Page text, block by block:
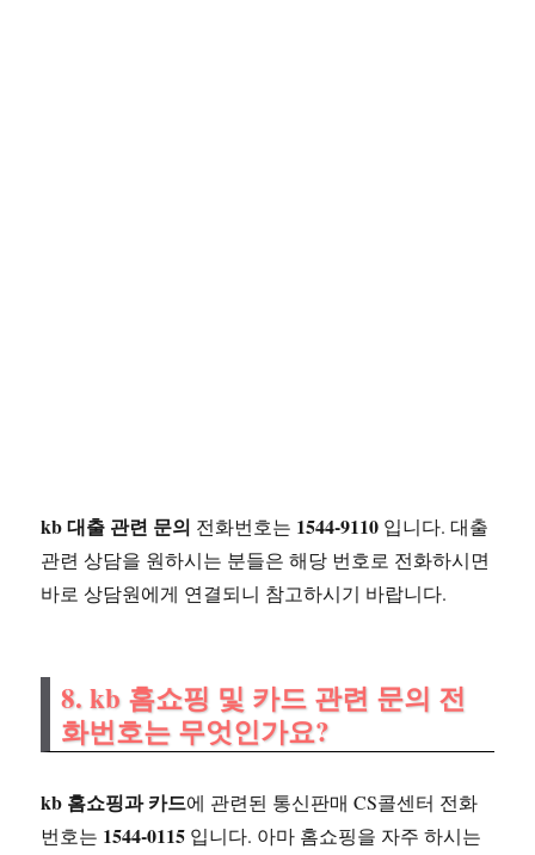
kb 대출 관련 문의 전화번호는 1544-9110 입니다. 대출
관련 상담을 원하시는 분들은 해당 번호로 전화하시면
바로 상담원에게 연결되니 참고하시기 바랍니다.
8. kb 홈쇼핑 및 카드 관련 문의 전
화번호는 무엇인가요?
kb 홈쇼핑과 카드에 관련된 통신판매 CS콜센터 전화
번호는 1544-0115 입니다. 아마 홈쇼핑을 자주 하시는